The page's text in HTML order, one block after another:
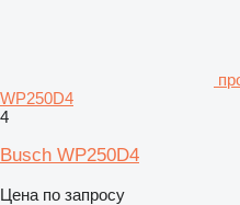
WP250D4
4
Busch WP250D4
Цена по запросу